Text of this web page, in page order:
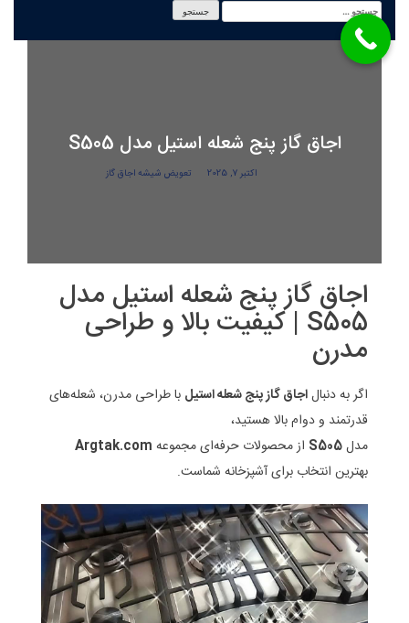
اجاق گاز پنج شعله استیل مدل S505
اکتبر 7, 2025 تعویض شیشه اجاق گاز
اجاق گاز پنج شعله استیل مدل
S505 | کیفیت بالا و طراحی
مدرن
اگر به دنبالاجاق گاز پنج شعله استیل با طراحی مدرن، شعله‌های
قدرتمند و دوام بالا هستید،
مدلS505 از محصولات حرفه‌ای مجموعه Argtak.com
بهترین انتخاب برای آشپزخانه شماست.